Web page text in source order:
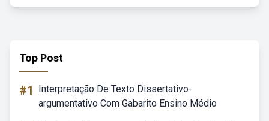
Top Post
#1
Interpretação De Texto Dissertativo-
argumentativo Com Gabarito Ensino Médio